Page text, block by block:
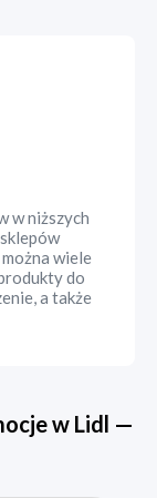
w niższych
wiele
do
a także
w Lidl —